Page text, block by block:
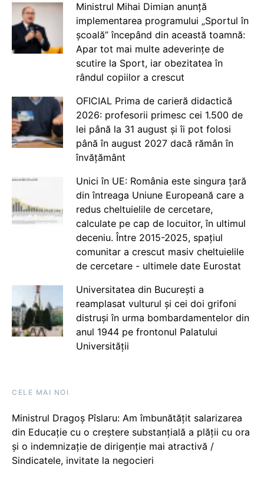
Ministrul Mihai Dimian anunță
implementarea programului „Sportul în
școală” începând din această toamnă:
Apar tot mai multe adeverințe de
scutire la Sport, iar obezitatea în
rândul copiilor a crescut
OFICIAL Prima de carieră didactică
2026: profesorii primesc cei 1.500 de
lei până la 31 august și îi pot folosi
până în august 2027 dacă rămân în
învățământ
Unici în UE: România este singura țară
din întreaga Uniune Europeană care a
redus cheltuielile de cercetare,
calculate pe cap de locuitor, în ultimul
deceniu. Între 2015-2025, spațiul
comunitar a crescut masiv cheltuielile
de cercetare - ultimele date Eurostat
Universitatea din București a
reamplasat vulturul și cei doi grifoni
distruși în urma bombardamentelor din
anul 1944 pe frontonul Palatului
Universității
CELE MAI NOI
Ministrul Dragoș Pîslaru: Am îmbunătățit salarizarea
din Educație cu o creștere substanțială a plății cu ora
și o indemnizație de dirigenție mai atractivă /
Sindicatele, invitate la negocieri